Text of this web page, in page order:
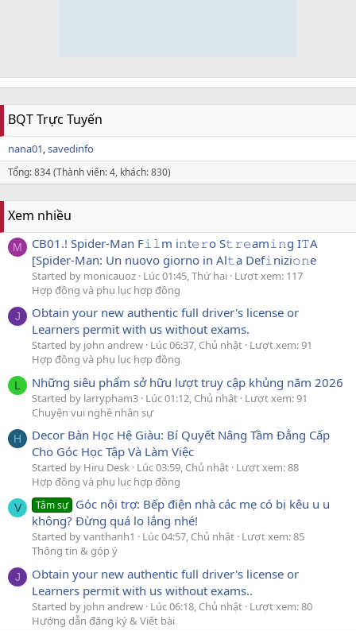
BQT Trực Tuyến
nana01 savedinfo
Tổng: 834 (Thành viên: 4, khách: 830)
Xem nhiều
M
CB01.! Spider-Man F𝚒𝚕m i𝚗t𝚎𝚛o S𝚝𝚛𝚎am𝚒𝚗g I𝚃A
[Spider-Man: Un nuovo giorno in Al𝚝a Def𝚒nizi𝚘𝚗e
Started by monicauoz Lúc 01:45, Thứ hai Lượt xem: 117
Hợp đồng và phụ lục hợp đồng
J
Obtain your new authentic full driver's license or
Learners permit with us without exams.
Started by john andrew Lúc 06:37, Chủ nhật Lượt xem: 91
Hợp đồng và phụ lục hợp đồng
L Những siêu phẩm sở hữu lượt truy cập khủng năm 2026
Started by larrypham3 Lúc 01:12, Chủ nhật Lượt xem: 91
Chuyện vui nghề nhân sự
H
Decor Bàn Học Hệ Giàu: Bí Quyết Nâng Tầm Đẳng Cấp
Cho Góc Học Tập Và Làm Việc
Started by Hiru Desk Lúc 03:59, Chủ nhật Lượt xem: 88
Hợp đồng và phụ lục hợp đồng
V Tâm sự Góc nội trợ: Bếp điện nhà các mẹ có bị kêu u u
không? Đừng quá lo lắng nhé!
Started by vanthanh1 Lúc 04:57, Chủ nhật Lượt xem: 85
Thông tin & góp ý
J
Obtain your new authentic full driver's license or
Learners permit with us without exams..
Started by john andrew Lúc 06:18, Chủ nhật Lượt xem: 80
Hướng dẫn đăng ký & Viết bài